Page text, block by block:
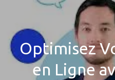
Optimisez
en Ligne